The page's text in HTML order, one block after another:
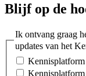
Blijf op de
Ik ontvang graag
updates van het
Kennisplatform